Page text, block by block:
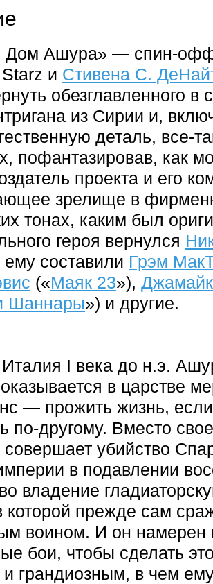
Дом Ашура» — спин-
и Стивена С.
обезглавленного в
из Сирии и,
деталь, все-
пофантазировав, как
проекта и его
зрелище в
тонах, каким был
героя вернулся
ему составили Грэм
(«Маяк 23»),
Шаннары») и другие.
I века до н.э.
в царстве
— прожить жизнь,
по-другому. Вместо
убийство
в подавлении
владение
которой прежде сам
воином. И он намерен
бои, чтобы сделать
грандиозным, в чем